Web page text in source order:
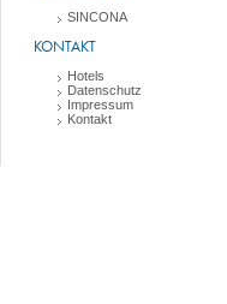
SINCONA
KONTAKT
Hotels
Datenschutz
Impressum
Kontakt